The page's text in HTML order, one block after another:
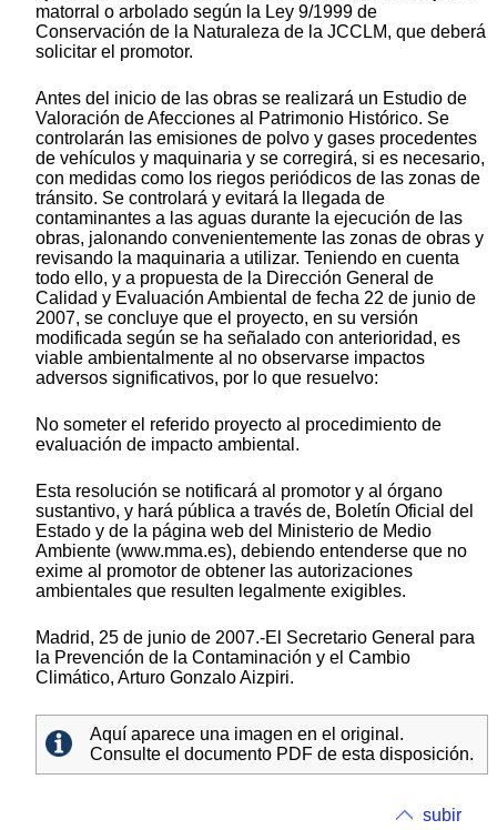
matorral o arbolado según la Ley 9/1999 de
Conservación de la Naturaleza de la JCCLM, que deberá
solicitar el promotor.
Antes del inicio de las obras se realizará un Estudio de
Valoración de Afecciones al Patrimonio Histórico. Se
controlarán las emisiones de polvo y gases procedentes
de vehículos y maquinaria y se corregirá, si es necesario,
con medidas como los riegos periódicos de las zonas de
tránsito. Se controlará y evitará la llegada de
contaminantes a las aguas durante la ejecución de las
obras, jalonando convenientemente las zonas de obras y
revisando la maquinaria a utilizar. Teniendo en cuenta
todo ello, y a propuesta de la Dirección General de
Calidad y Evaluación Ambiental de fecha 22 de junio de
2007, se concluye que el proyecto, en su versión
modificada según se ha señalado con anterioridad, es
viable ambientalmente al no observarse impactos
adversos significativos, por lo que resuelvo:
No someter el referido proyecto al procedimiento de
evaluación de impacto ambiental.
Esta resolución se notificará al promotor y al órgano
sustantivo, y hará pública a través de, Boletín Oficial del
Estado y de la página web del Ministerio de Medio
Ambiente (www.mma.es), debiendo entenderse que no
exime al promotor de obtener las autorizaciones
ambientales que resulten legalmente exigibles.
Madrid, 25 de junio de 2007.-El Secretario General para
la Prevención de la Contaminación y el Cambio
Climático, Arturo Gonzalo Aizpiri.
Aquí aparece una imagen en el original.
Consulte el documento PDF de esta disposición.
subir